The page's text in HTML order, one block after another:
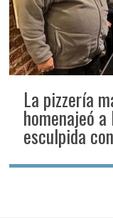
La pizzería
homenajeó a
esculpida